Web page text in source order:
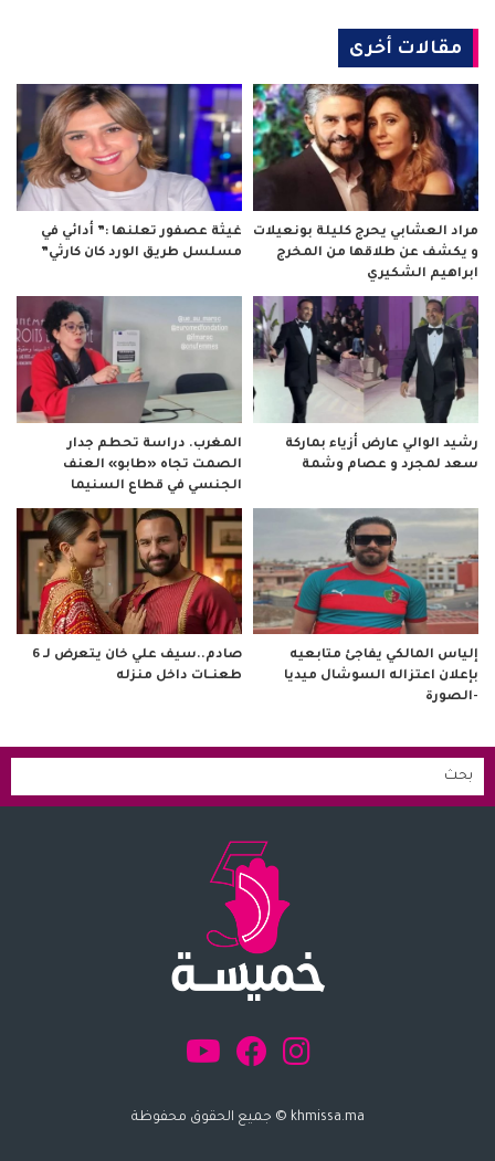
مقالات أخرى
مراد العشابي يحرج كليلة بونعيلات
و يكشف عن طلاقها من المخرج
ابراهيم الشكيري
غيثة عصفور تعلنها :” أدائي في
مسلسل طريق الورد كان كارثي”
رشيد الوالي عارض أزياء بماركة
سعد لمجرد و عصام وشمة
المغرب. دراسة تحطم جدار
الصمت تجاه «طابو» العنف
الجنسي في قطاع السنيما
إلياس المالكي يفاجئ متابعيه
بإعلان اعتزاله السوشال ميديا
-الصورة
صادم..سيف علي خان يتعرض لـ 6
طعنــات داخل منزله
khmissa.ma © جميع الحقوق محفوظة